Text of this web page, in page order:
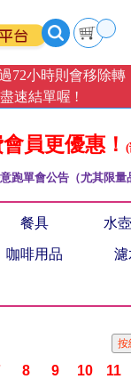
72小時則會移除轉
速結單喔 !
員更優惠！
跑單會公告（尤其限
餐具 水
咖啡用品 濾
8 9 10
11